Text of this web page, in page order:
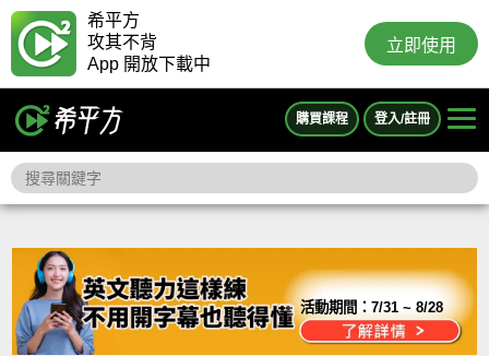
希平方
攻其不背
App 開放下載中
立即使用
購買課程 登入/註冊
活動期間：7/31 ~ 8/28